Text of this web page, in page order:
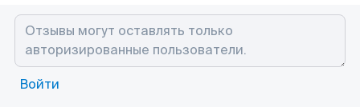
Войти